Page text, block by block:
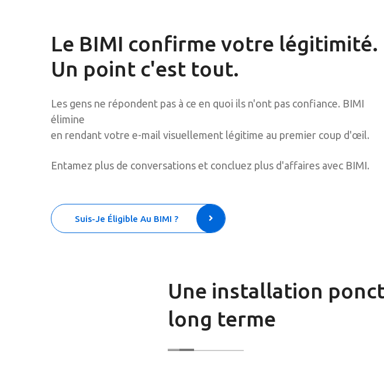
Le BIMI confirme votre légitimité.
Un point c'est tout.
Les gens ne répondent pas à ce en quoi ils n'ont pas confiance. BIMI
élimine
en rendant votre e-mail visuellement légitime au premier coup d'œil.
Entamez plus de conversations et concluez plus d'affaires avec BIMI.
Suis-Je Éligible Au BIMI ?
Une installation
long terme